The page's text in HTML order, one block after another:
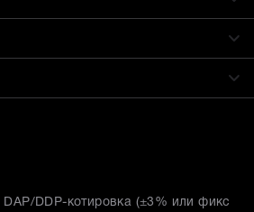
DAP/DDP-котировка (±3% или фикс